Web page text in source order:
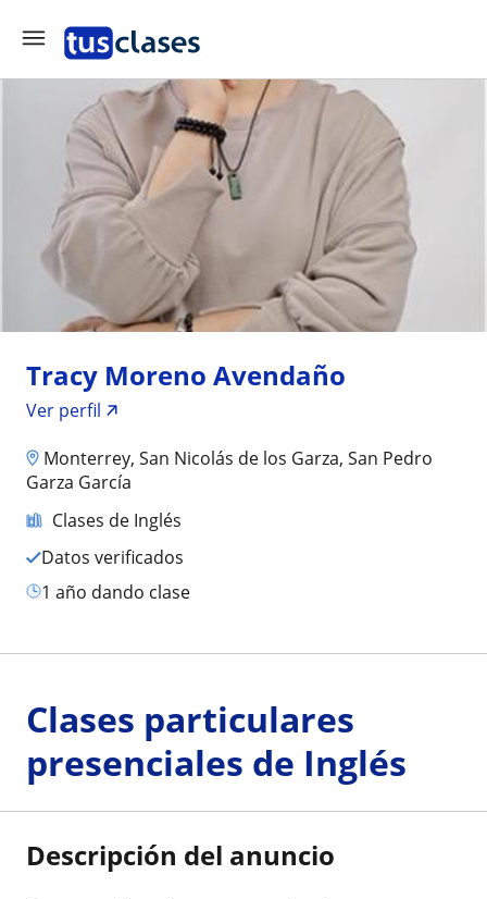
Tracy Moreno Avendaño
Ver perfil
Monterrey, San Nicolás de los Garza, San Pedro
Garza García
Clases de Inglés
Datos verificados
1 año dando clase
Clases particulares
presenciales de Inglés
Descripción del anuncio